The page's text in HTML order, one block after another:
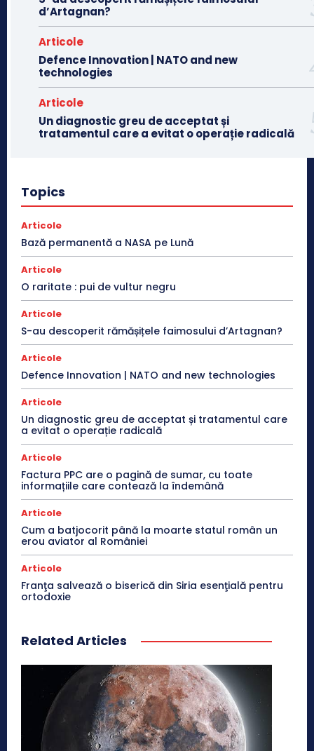
d’Artagnan?
Articole
Defence Innovation | NATO and new
technologies
Articole
Un diagnostic greu de acceptat și
tratamentul care a evitat o operație radicală
Topics
Articole
Bază permanentă a NASA pe Lună
Articole
O raritate : pui de vultur negru
Articole
S-au descoperit rămășițele faimosului d’Artagnan?
Articole
Defence Innovation | NATO and new technologies
Articole
Un diagnostic greu de acceptat și tratamentul care
a evitat o operație radicală
Articole
Factura PPC are o pagină de sumar, cu toate
informațiile care contează la îndemână
Articole
Cum a batjocorit până la moarte statul român un
erou aviator al României
Articole
Franţa salvează o biserică din Siria esenţială pentru
ortodoxie
Related Articles